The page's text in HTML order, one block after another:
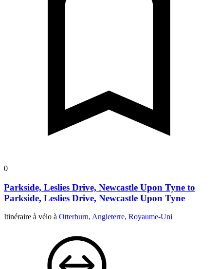
0
Parkside, Leslies Drive, Newcastle Upon Tyne to
Parkside, Leslies Drive, Newcastle Upon Tyne
Itinéraire à vélo à Otterburn, Angleterre, Royaume-Uni